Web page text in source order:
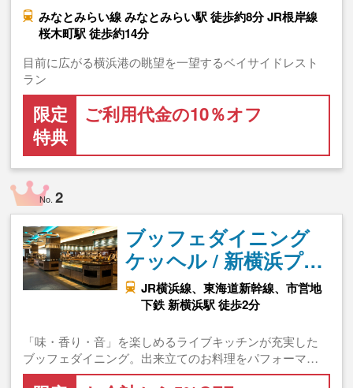
みなとみらい線 みなとみらい駅 徒歩約8分 JR根岸線
桜木町駅 徒歩約14分
目前に広がる横浜港の眺望を一望するベイサイドレスト
ラン
限定
特典
ご利用代金の10％オフ
No.2
ブッフェダイニング
ケッヘル / 新横浜プ…
JR横浜線、東海道新幹線、市営地
下鉄 新横浜駅 徒歩2分
「味・香り・音」を楽しめるライブキッチンが充実した
ブッフェダイニング。出来立てのお料理をパフォーマ…